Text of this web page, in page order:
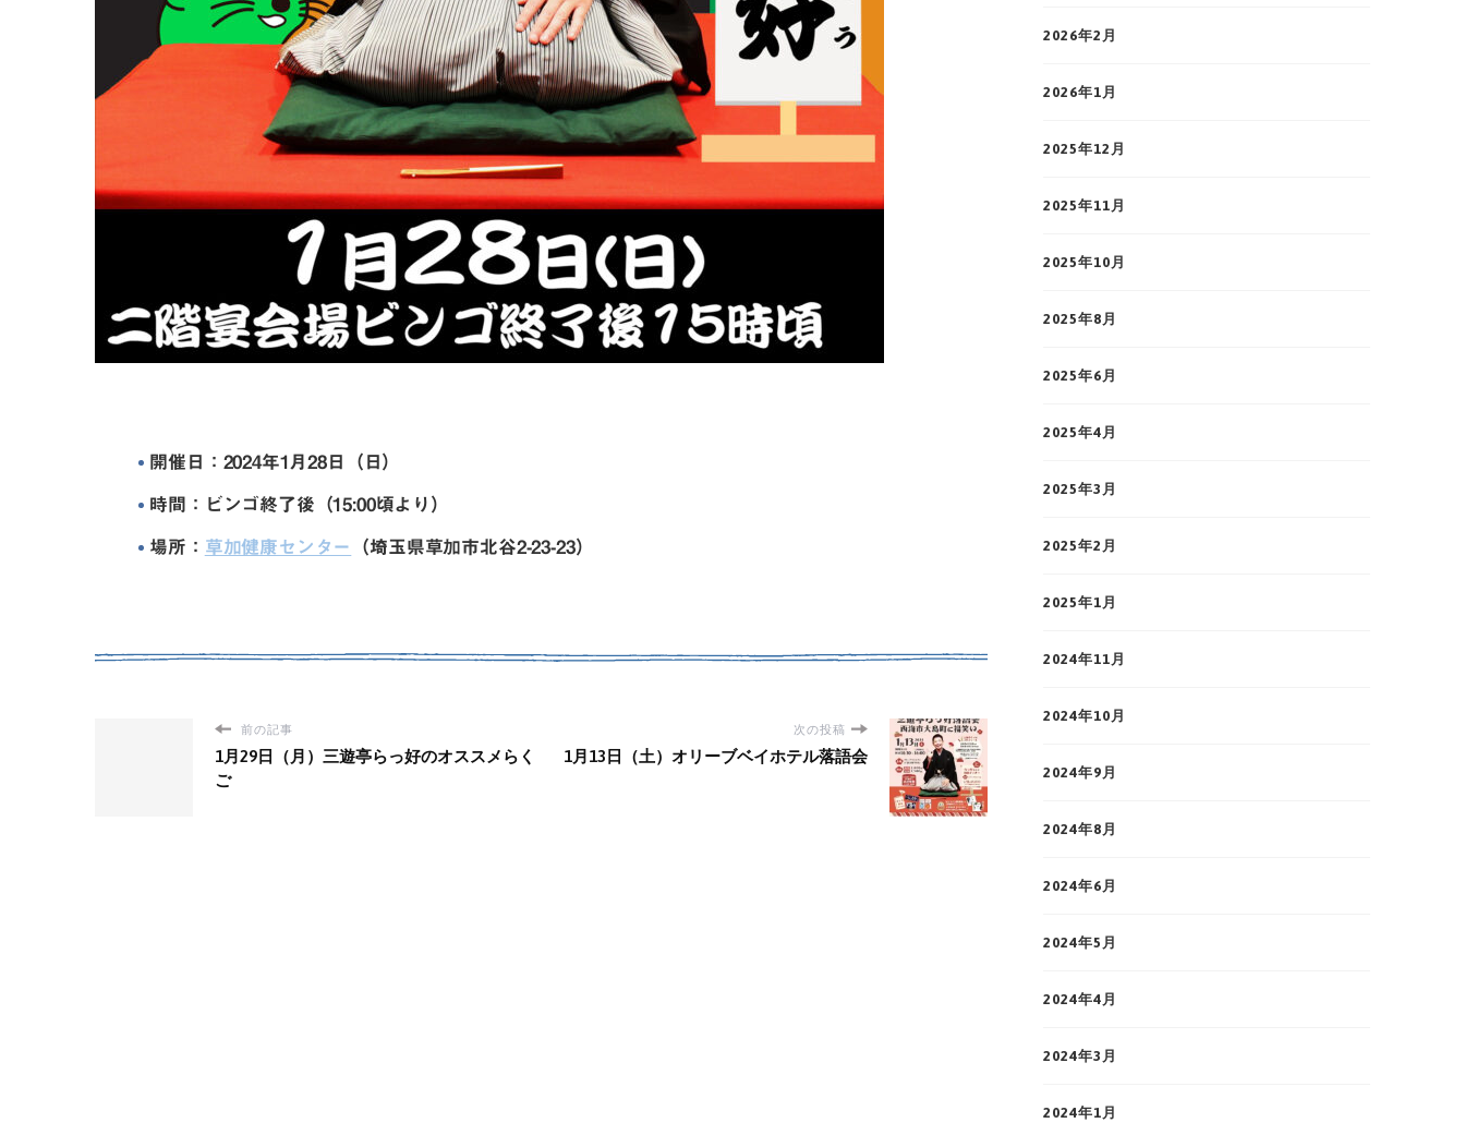
開催日：2024年1月28日（日）
時間：ビンゴ終了後（15:00頃より）
場所： 草加健康センター （埼玉県草加市北谷2-23-23）
前の記事
1月29日（月）三遊亭らっ好のオススメらく
ご
次の投稿
1月13日（土）オリーブベイホテル落語会
2026年2月
2026年1月
2025年12月
2025年11月
2025年10月
2025年8月
2025年6月
2025年4月
2025年3月
2025年2月
2025年1月
2024年11月
2024年10月
2024年9月
2024年8月
2024年6月
2024年5月
2024年4月
2024年3月
2024年1月